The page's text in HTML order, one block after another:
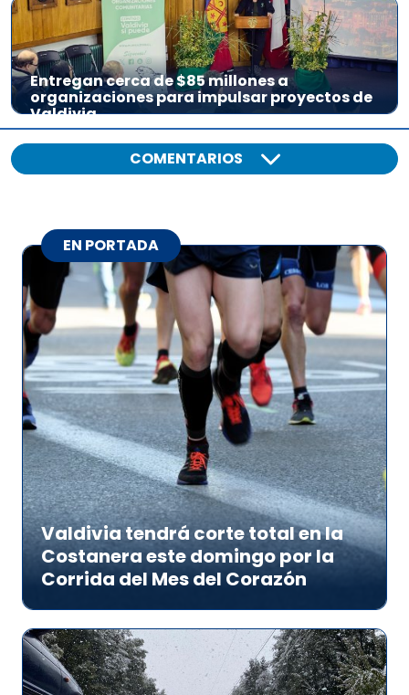
Entregan cerca de $85 millones a
organizaciones para impulsar proyectos de
Valdivia
COMENTARIOS
EN PORTADA
Valdivia tendrá corte total en la
Costanera este domingo por la
Corrida del Mes del Corazón